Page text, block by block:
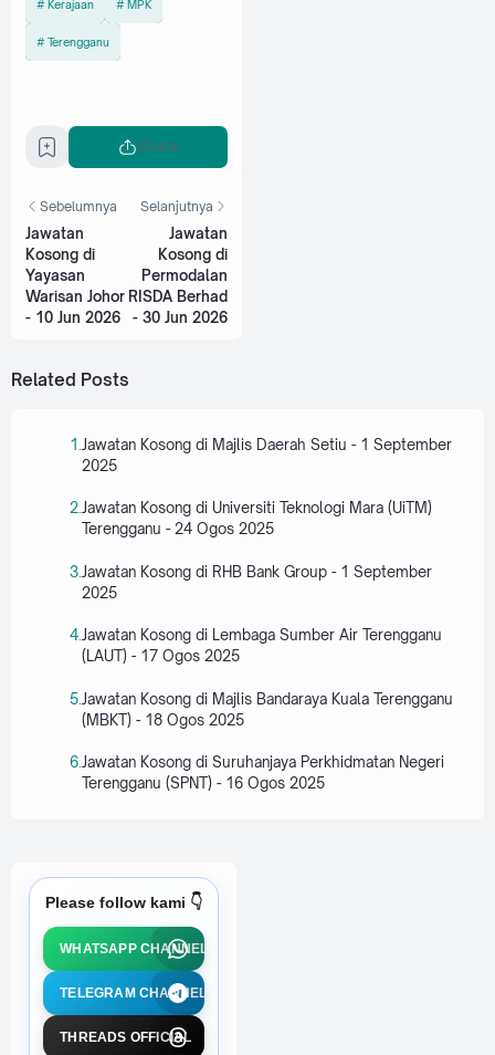
Kerajaan MPK
Terengganu
Share
Sebelumnya
Jawatan
Kosong di
Yayasan
Warisan Johor
- 10 Jun 2026
Selanjutnya
Jawatan
Kosong di
Permodalan
RISDA Berhad
- 30 Jun 2026
Related Posts
Jawatan Kosong di Majlis Daerah Setiu - 1 September
2025
Jawatan Kosong di Universiti Teknologi Mara (UiTM)
Terengganu - 24 Ogos 2025
Jawatan Kosong di RHB Bank Group - 1 September
2025
Jawatan Kosong di Lembaga Sumber Air Terengganu
(LAUT) - 17 Ogos 2025
Jawatan Kosong di Majlis Bandaraya Kuala Terengganu
(MBKT) - 18 Ogos 2025
Jawatan Kosong di Suruhanjaya Perkhidmatan Negeri
Terengganu (SPNT) - 16 Ogos 2025
Please follow kami 👇
WHATSAPP CHANNEL
TELEGRAM CHANNEL
THREADS OFFICIAL